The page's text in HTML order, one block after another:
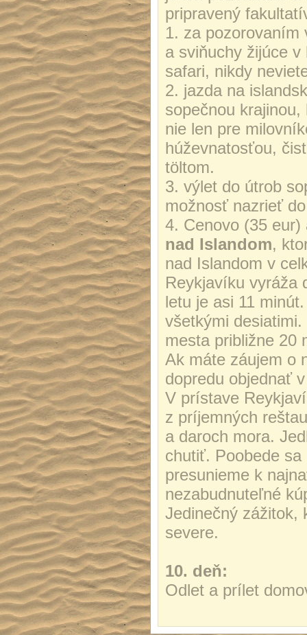
pripravený
1. za
a sviňuchy žijúce
safari, nikdy
2. jazda na
sopečnou
nie len pre
húževnatosťou,
töltom.
3. výlet do útrob
možnosť nazrieť
4. Cenovo (35
nad Islandom,
nad Islandom v
Reykjavíku vyráža
letu je asi 11
všetkými
mesta približne 20
Ak máte záujem o
dopredu objednať
V prístave
z príjemných
a daroch mora.
chutiť. Poobede
presunieme k
nezabudnuteľné
Jedinečný zážitok,
severe.
10. deň:
Odlet a prílet